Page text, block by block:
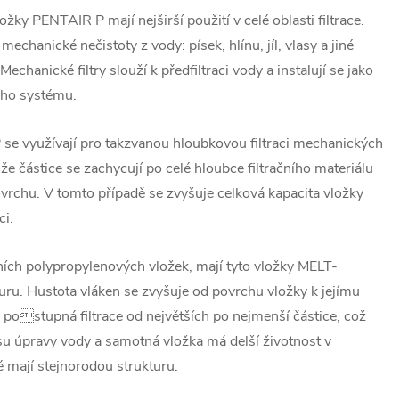
PENTAIR P mají nejširší použití v celé oblasti filtrace.
nečistoty z vody: písek, hlínu, jíl, vlasy a jiné
filtry slouží k předfiltraci vody a instalují se jako
systému.
využívají pro takzvanou hloubkovou filtraci mechanických
částice se zachycují po celé hloubce filtračního materiálu
V tomto případě se zvyšuje celková kapacita vložky
polypropylenových vložek, mají tyto vložky MELT-
Hustota vláken se zvyšuje od povrchu vložky k jejímu
postupná filtrace od největších po nejmenší částice, což
úpravy vody a samotná vložka má delší životnost v
mají stejnorodou strukturu.